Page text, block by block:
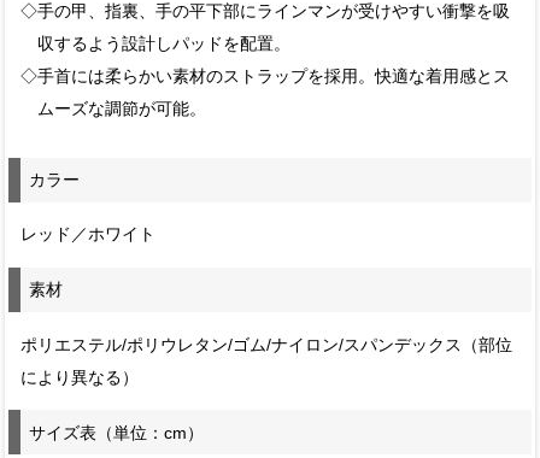
◇手の甲、指裏、手の平下部にラインマンが受けやすい衝撃を吸
収するよう設計しパッドを配置。
◇手首には柔らかい素材のストラップを採用。快適な着用感とス
ムーズな調節が可能。
カラー
レッド／ホワイト
素材
ポリエステル/ポリウレタン/ゴム/ナイロン/スパンデックス（部位
により異なる）
サイズ表（単位：cm）